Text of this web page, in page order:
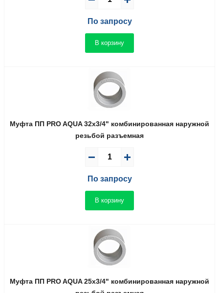
По запросу
В корзину
Муфта ПП PRO AQUA 32x3/4" комбинированная наружной
резьбой разъемная
По запросу
В корзину
Муфта ПП PRO AQUA 25x3/4" комбинированная наружной